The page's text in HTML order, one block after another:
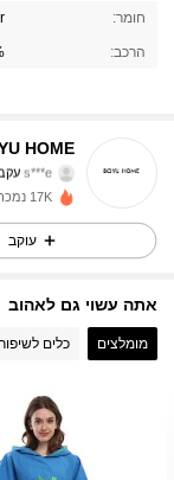
חומר:
הרכב:
HOME
384 עוקבים
s***e
4.94
384 עוקבים
4.94 384 עוקבים
4.94 384 עוקבים
4.94
17K נמכרו לאחרונה
עוקב
אתה עשוי גם לאהוב
מומלצים כלים